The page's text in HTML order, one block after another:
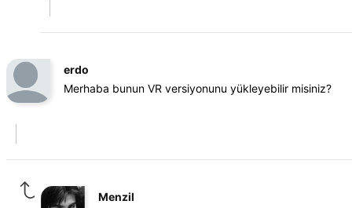
erdo
Merhaba bunun VR versiyonunu yükleyebilir misiniz?
Menzil